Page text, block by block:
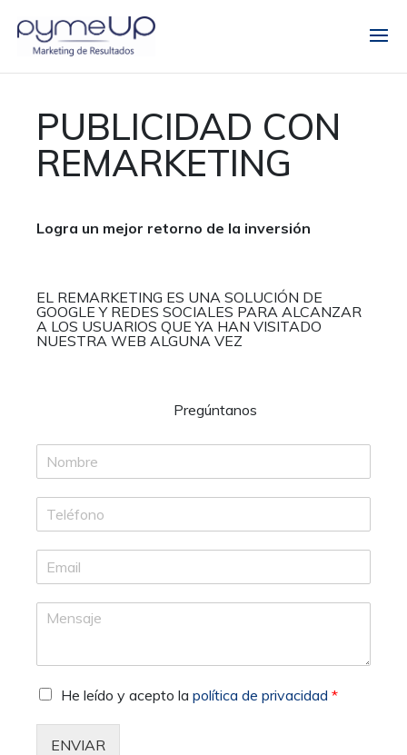
PUBLICIDAD CON
REMARKETING
Logra un mejor retorno de la inversión
EL REMARKETING ES UNA SOLUCIÓN DE
GOOGLE Y REDES SOCIALES PARA ALCANZAR
A LOS USUARIOS QUE YA HAN VISITADO
NUESTRA WEB ALGUNA VEZ
Pregúntanos
He leído y acepto la política de privacidad *
ENVIAR